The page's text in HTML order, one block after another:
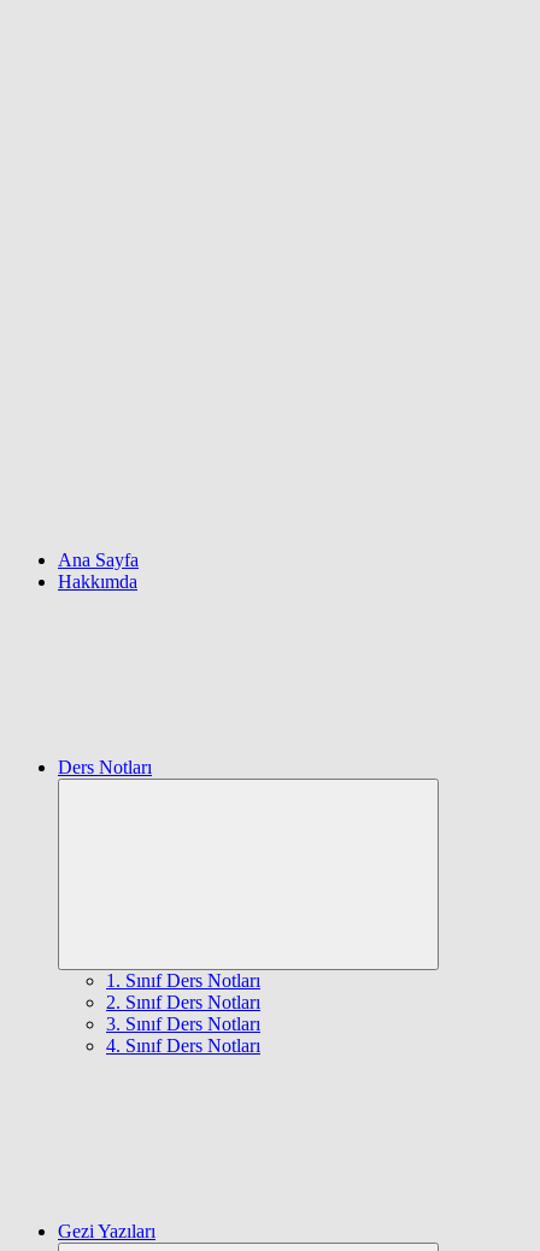
Ana Sayfa
Hakkımda
Ders Notları
1. Sınıf Ders Notları
2. Sınıf Ders Notları
3. Sınıf Ders Notları
4. Sınıf Ders Notları
Gezi Yazıları